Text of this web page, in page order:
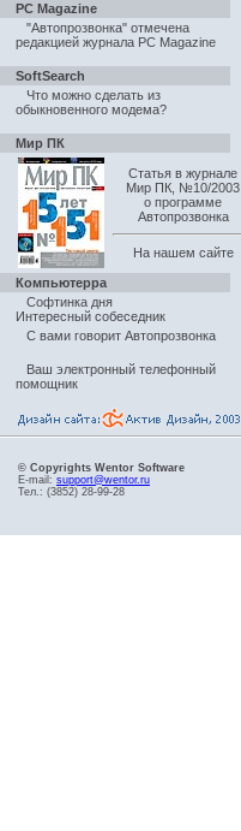
PC Magazine
"Автопрозвонка" отмечена
редакцией журнала PC Magazine
SoftSearch
Что можно сделать из
обыкновенного модема?
Мир ПК
Статья в журнале
Мир ПК, №10/2003
о программе
Автопрозвонка
На нашем сайте
Компьютерра
Софтинка дня
Интересный собеседник
С вами говорит Автопрозвонка
Ваш электронный телефонный
помощник
© Copyrights Wentor Software
E-mail: support@wentor.ru
Тел.: (3852) 28-99-28